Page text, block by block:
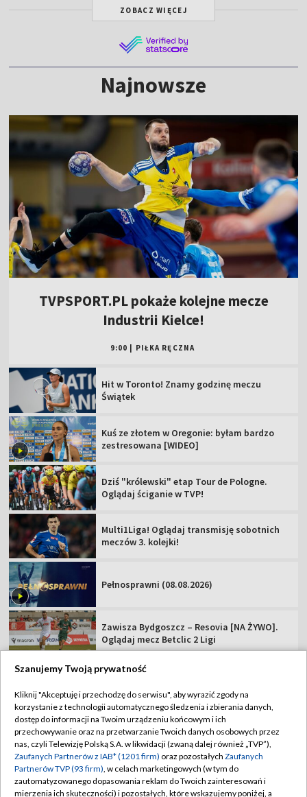
ZOBACZ WIĘCEJ
Najnowsze
TVPSPORT.PL pokaże kolejne mecze
Industrii Kielce!
9:00 PIŁKA RĘCZNA
Hit w Toronto! Znamy godzinę meczu
Świątek
Kuś ze złotem w Oregonie: byłam bardzo
zestresowana [WIDEO]
Dziś "królewski" etap Tour de Pologne.
Oglądaj ściganie w TVP!
Multi1Liga! Oglądaj transmisję sobotnich
meczów 3. kolejki!
Pełnosprawni (08.08.2026)
Zawisza Bydgoszcz – Resovia [NA ŻYWO].
Oglądaj mecz Betclic 2 Ligi
TVP
Abonament TVP
Sklep TVP
Biuro Reklamy
Regulamin TVP
Polityka prywatności
Moje zgody
Szanujemy Twoją prywatność
Kliknij "Akceptuję i przechodzę do serwisu", aby wyrazić zgody na
korzystanie z technologii automatycznego śledzenia i zbierania danych,
dostęp do informacji na Twoim urządzeniu końcowym i ich
przechowywanie oraz na przetwarzanie Twoich danych osobowych przez
nas, czyli Telewizję Polską S.A. w likwidacji (zwaną dalej również „TVP”),
Zaufanych Partnerów z IAB* (1201 firm) oraz pozostałych Zaufanych
Partnerów TVP (93 firm), w celach marketingowych (w tym do
zautomatyzowanego dopasowania reklam do Twoich zainteresowań i
mierzenia ich skuteczności) i pozostałych, które wskazujemy poniżej, a